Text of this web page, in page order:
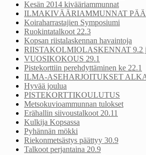
Kesän 2014 kivääriammunnat
ILMAKIVÄÄRIAMMUNNAT
Koiraharrastajien Symposiumi
Ruokintatalkoot 22.3
Kopsan riistalaskennan havaintoja
RIISTAKOLMIOLASKENNAT 9.2
VUOSIKOKOUS 29.1
Pistekorttiin perehdyttäminen ke 22.1
ILMA-ASEHARJOITUKSET
Hyvää joulua
PISTEKORTTIKOULUTUS
Metsokuvioammunnan tulokset
Erähallin siivoustalkoot 20.11
Kulkija Kopsassa
Pyhännän mökki
Riekonmetsästys päättyy 30.9
Talkoot perjantaina 20.9